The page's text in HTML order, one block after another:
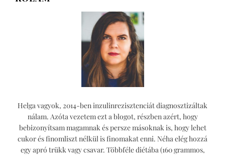
Helga vagyok, 2014-ben inzulinrezisztenciát diagnosztizáltak
nálam. Azóta vezetem ezt a blogot, részben azért, hogy
bebizonyítsam magamnak és persze másoknak is, hogy lehet
cukor és finomliszt nélkül is finomakat enni. Néha elég hozzá
egy apró trükk vagy csavar. Többféle diétába (160 grammos,